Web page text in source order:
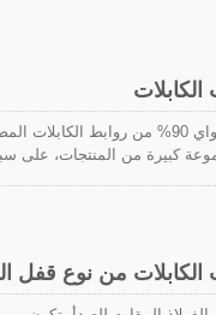
الحرائق، وبالتالي حماية
كبيرة من المنتجات، على
الكابلات من نوع قفل